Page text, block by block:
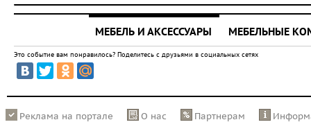
МЕБЕЛЬ И АКСЕССУАРЫ МЕБЕЛЬНЫЕ
Это событие вам понравилось? Поделитесь с друзьями в социальных сетях
Реклама на портале О нас Партнерам